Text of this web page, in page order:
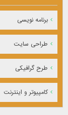
برنامه نویسی
طراحی سایت
طرح گرافیکی
کامپیوتر و اینترنت